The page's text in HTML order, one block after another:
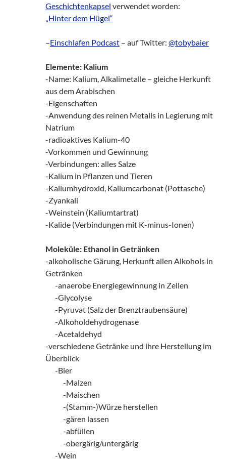
Geschichtenkapsel verwendet worden:
„Hinter dem Hügel“
–Einschlafen Podcast – auf Twitter: @tobybaier
Elemente: Kalium
-Name: Kalium, Alkalimetalle – gleiche Herkunft
aus dem Arabischen
-Eigenschaften
-Anwendung des reinen Metalls in Legierung mit
Natrium
-radioaktives Kalium-40
-Vorkommen und Gewinnung
-Verbindungen: alles Salze
-Kalium in Pflanzen und Tieren
-Kaliumhydroxid, Kaliumcarbonat (Pottasche)
-Zyankali
-Weinstein (Kaliumtartrat)
-Kalide (Verbindungen mit K-minus-Ionen)
Moleküle: Ethanol in Getränken
-alkoholische Gärung, Herkunft allen Alkohols in
Getränken
-anaerobe Energiegewinnung in Zellen
-Glycolyse
-Pyruvat (Salz der Brenztraubensäure)
-Alkoholdehydrogenase
-Acetaldehyd
-verschiedene Getränke und ihre Herstellung im
Überblick
-Bier
-Malzen
-Maischen
-(Stamm-)Würze herstellen
-gären lassen
-abfüllen
-obergärig/untergärig
-Wein